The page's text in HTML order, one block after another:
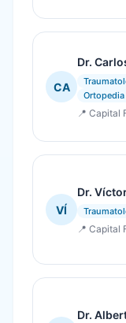
CA
Dr.
📍 Capital
VÍ
Dr.
📍 Capital
Dr.